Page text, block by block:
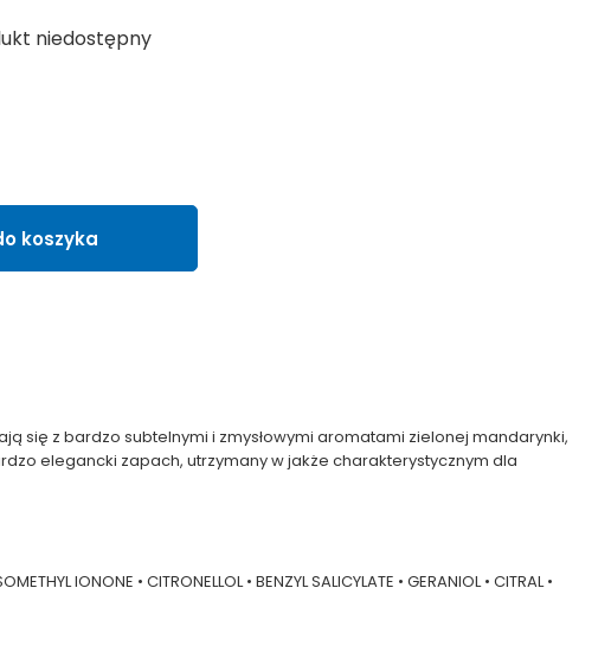
niedostępny
koszyka
się z bardzo subtelnymi i zmysłowymi aromatami zielonej mandarynki,
elegancki zapach, utrzymany w jakże charakterystycznym dla
IONONE • CITRONELLOL • BENZYL SALICYLATE • GERANIOL • CITRAL •